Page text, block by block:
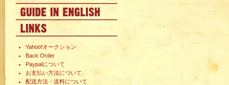
Yahoo!オークション
Back Order
Paypalについて
お支払い方法について
配送方法・送料について